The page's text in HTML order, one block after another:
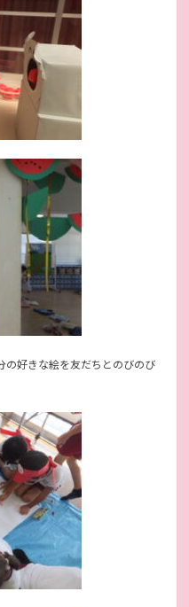
の好きな絵を友だちとのびのび